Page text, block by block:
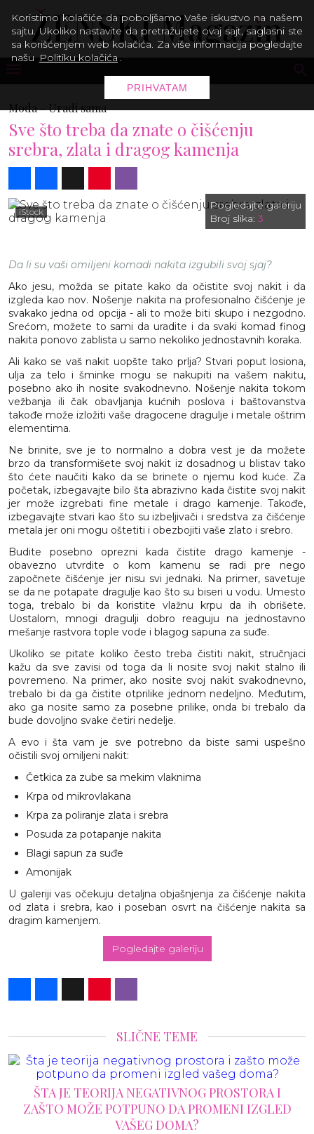
Moda -Uradi sama
Sve što treba da znate o čišćenju
srebra, zlata i dragog kamenja
iStock
Pogledajte galeriju
Broj slika: 3
Da li su vaši omiljeni komadi nakita izgubili svoj sjaj?
Ako jesu, možda se pitate kako da očistite svoj nakit i da
izgleda kao nov. Nošenje nakita na profesionalno čišćenje je
svakako jedna od opcija - ali to može biti skupo i nezgodno.
Srećom, možete to sami da uradite i da svaki komad finog
nakita ponovo zablista u samo nekoliko jednostavnih koraka.
Ali kako se vaš nakit uopšte tako prlja? Stvari poput losiona,
ulja za telo i šminke mogu se nakupiti na vašem nakitu,
posebno ako ih nosite svakodnevno. Nošenje nakita tokom
vežbanja ili čak obavljanja kućnih poslova i baštovanstva
takođe može izložiti vaše dragocene dragulje i metale oštrim
elementima.
Ne brinite, sve je to normalno a dobra vest je da možete
brzo da transformišete svoj nakit iz dosadnog u blistav tako
što ćete naučiti kako da se brinete o njemu kod kuće. Za
početak, izbegavajte bilo šta abrazivno kada čistite svoj nakit
jer može izgrebati fine metale i drago kamenje. Takođe,
izbegavajte stvari kao što su izbeljivači i sredstva za čišćenje
metala jer oni mogu oštetiti i obezbojiti vaše zlato i srebro.
Budite posebno oprezni kada čistite drago kamenje -
obavezno utvrdite o kom kamenu se radi pre nego
započnete čišćenje jer nisu svi jednaki. Na primer, savetuje
se da ne potapate dragulje kao što su biseri u vodu. Umesto
toga, trebalo bi da koristite vlažnu krpu da ih obrišete.
Uostalom, mnogi dragulji dobro reaguju na jednostavno
mešanje rastvora tople vode i blagog sapuna za suđe.
Ukoliko se pitate koliko često treba čistiti nakit, stručnjaci
kažu da sve zavisi od toga da li nosite svoj nakit stalno ili
povremeno. Na primer, ako nosite svoj nakit svakodnevno,
trebalo bi da ga čistite otprilike jednom nedeljno. Međutim,
ako ga nosite samo za posebne prilike, onda bi trebalo da
bude dovoljno svake četiri nedelje.
A evo i šta vam je sve potrebno da biste sami uspešno
očistili svoj omiljeni nakit:
Četkica za zube sa mekim vlaknima
Krpa od mikrovlakana
Krpa za poliranje zlata i srebra
Posuda za potapanje nakita
Blagi sapun za suđe
Amonijak
U galeriji vas očekuju detaljna objašnjenja za čišćenje nakita
od zlata i srebra, kao i poseban osvrt na čišćenje nakita sa
dragim kamenjem.
Pogledajte galeriju
SLIČNE TEME
I
IZGLED
KAKO DA SAKRIJETE KLIMU, A DA
MISLE DA STE ANGAŽOVALI
Koristimo kolačiće da poboljšamo Vaše iskustvo na našem
sajtu. Ukoliko nastavite da pretražujete ovaj sajt, saglasni ste
sa korišćenjem web kolačića. Za više informacija pogledajte
našu Politiku kolačića .
PRIHVATAM